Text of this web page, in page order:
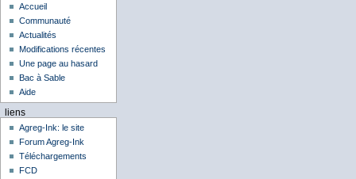
Accueil
Communauté
Actualités
Modifications récentes
Une page au hasard
Bac à Sable
Aide
liens
Agreg-Ink: le site
Forum Agreg-Ink
Téléchargements
FCD